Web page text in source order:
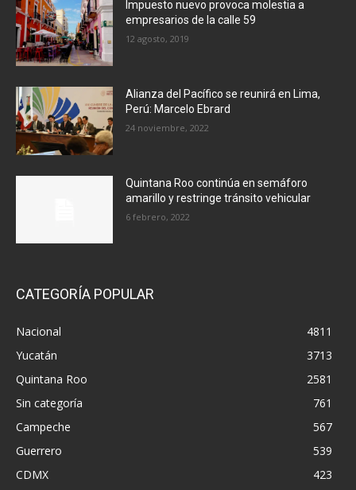
Impuesto nuevo provoca molestia a
empresarios de la calle 59
12 agosto, 2019
Alianza del Pacífico se reunirá en Lima,
Perú: Marcelo Ebrard
24 noviembre, 2022
Quintana Roo continúa en semáforo
amarillo y restringe tránsito vehicular
6 febrero, 2022
CATEGORÍA POPULAR
Nacional
4811
Yucatán
3713
Quintana Roo
2581
Sin categoría
761
Campeche
567
Guerrero
539
CDMX
423